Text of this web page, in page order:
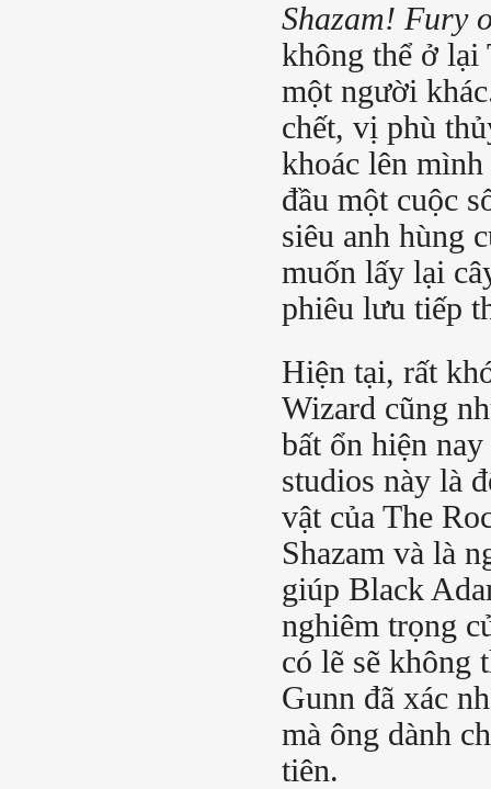
Shazam! Fury
không thể ở lại
một người
chết, vị phù
khoác lên
đầu một cuộc
siêu anh hùng
muốn lấy lại
phiêu lưu tiếp
Hiện tại, rất
Wizard cũng
bất ổn hiện
studios này là
vật của The
Shazam và là
giúp Black
nghiêm trọng
có lẽ sẽ không
Gunn đã xác
mà ông dành
tiên.